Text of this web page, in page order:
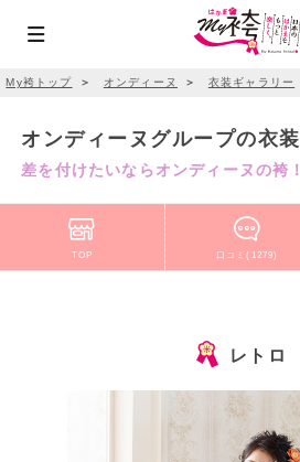
My袴トップ ＞ オンディーヌ ＞ 衣装ギャラリー
オンディーヌグループの衣装
差を付けたいならオンディーヌの袴！
TOP 口コミ(1279)
レトロ